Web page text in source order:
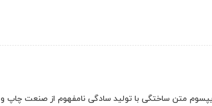
متن ساختگی با تولید سادگی نامفهوم از صنعت چاپ و